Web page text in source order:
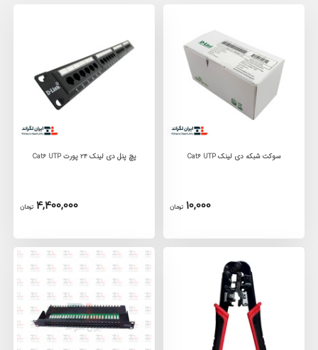
سوکت شبکه دی لینک Cat6 UTP
10,000 تومان
پچ پنل دی لینک 24 پورت Cat6 UTP
4,400,000 تومان